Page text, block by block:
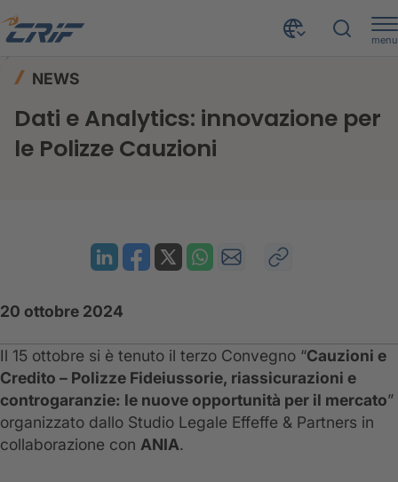
menu
Innovazione per le Polizze Cauzioni
NEWS
Dati e Analytics: innovazione per
le Polizze Cauzioni
20 ottobre 2024
Il 15 ottobre si è tenuto il terzo Convegno “Cauzioni e
Credito – Polizze Fideiussorie, riassicurazioni e
controgaranzie: le nuove opportunità per il mercato”
organizzato dallo Studio Legale Effeffe & Partners in
collaborazione con ANIA.